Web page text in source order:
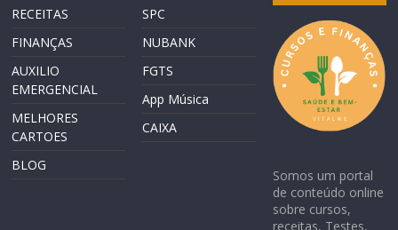
RECEITAS
FINANÇAS
AUXILIO
EMERGENCIAL
MELHORES
CARTOES
BLOG
SPC
NUBANK
FGTS
App Música
CAIXA
Somos um portal
de conteúdo online
sobre cursos,
receitas, Testes,